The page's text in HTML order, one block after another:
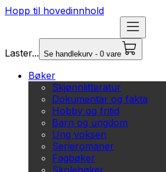
Hopp til hovedinnhold
Laster... Se handlekurv - 0 vare
Bøker
Skjønnlitteratur
Dokumentar og fakta
Hobby og fritid
Barn og ungdom
Ung voksen
Serieromaner
Fagbøker
Skolebøker